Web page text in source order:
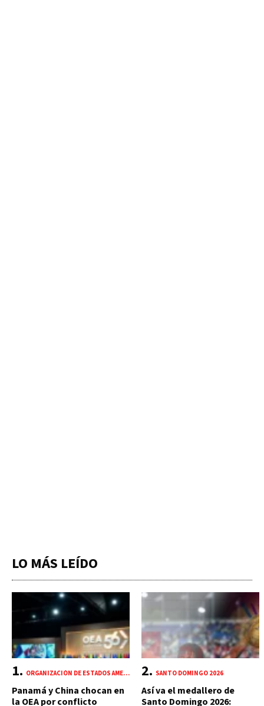
LO MÁS LEÍDO
ORGANIZACIÓN DE ESTADOS AMERICANOS (OEA)
Panamá y China chocan en
la OEA por conflicto
SANTO DOMINGO 2026
Así va el medallero de
Santo Domingo 2026: